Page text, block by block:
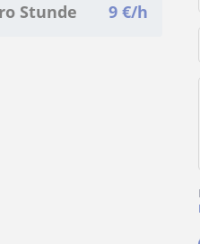
Stunde 9 €/h